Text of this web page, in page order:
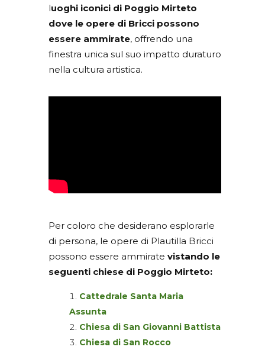
luoghi iconici di Poggio Mirteto
dove le opere di Bricci possono
essere ammirate, offrendo una
finestra unica sul suo impatto duraturo
nella cultura artistica.
Per coloro che desiderano esplorarle
di persona, le opere di Plautilla Bricci
possono essere ammirate vistando le
seguenti chiese di Poggio Mirteto:
Cattedrale Santa Maria
Assunta
Chiesa di San Giovanni Battista
Chiesa di San Rocco